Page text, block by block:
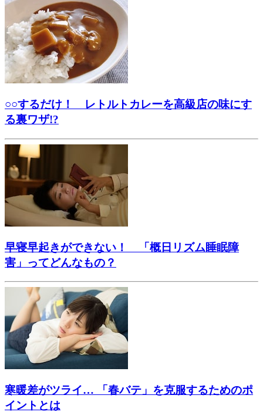
○○するだけ！ レトルトカレーを高級店の味にす
る裏ワザ!?
早寝早起きができない！ 「概日リズム睡眠障
害」ってどんなもの？
寒暖差がツライ… 「春バテ」を克服するためのポ
イントとは